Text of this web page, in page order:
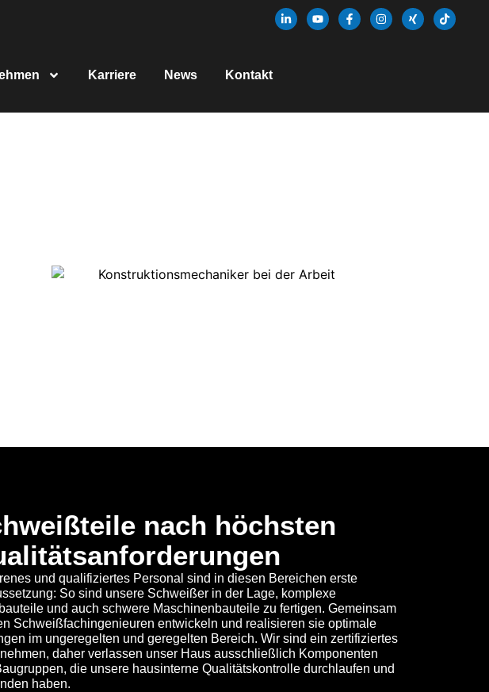
Karriere News Kontakt
nach höchsten
und qualifiziertes Personal sind in diesen Bereichen erste
So sind unsere Schweißer in der Lage, komplexe
und auch schwere Maschinenbauteile zu fertigen. Gemeinsam
Schweißfachingenieuren entwickeln und realisieren sie optimale
im ungeregelten und geregelten Bereich. Wir sind ein zertifiziertes
daher verlassen unser Haus ausschließlich Komponenten
die unsere hausinterne Qualitätskontrolle durchlaufen und
haben.